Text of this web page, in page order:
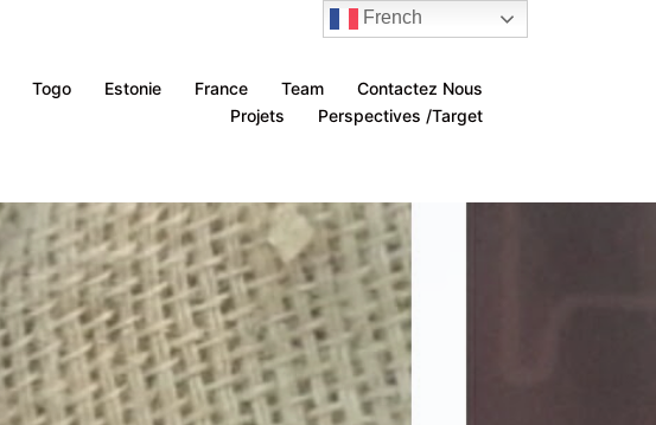
Togo Estonie France Team
Contactez Nous
Projets
Perspectives /Target
French